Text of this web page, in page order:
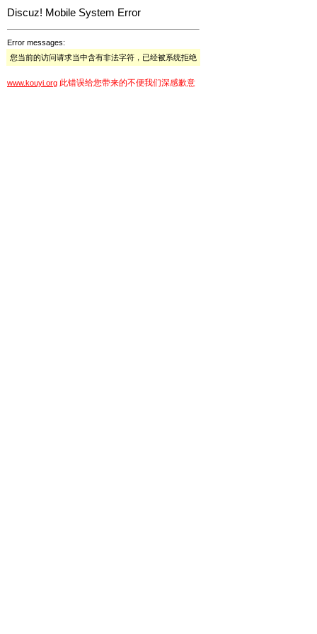
Discuz! Mobile System Error
Error messages:
您当前的访问请求当中含有非法字符，已经被系统拒绝
www.kouyi.org 此错误给您带来的不便我们深感歉意